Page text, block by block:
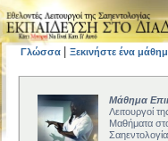
Γλώσσα Ξεκινήστε ένα
Μάθημα
Λειτουργοί
Μαθήματα